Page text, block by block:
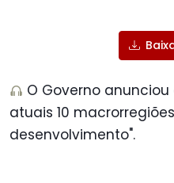
O Governo
atuais 10
desenvolvimento".